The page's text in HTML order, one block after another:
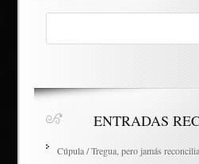
ENTRADAS
Cúpula / Tregua, pero jamás